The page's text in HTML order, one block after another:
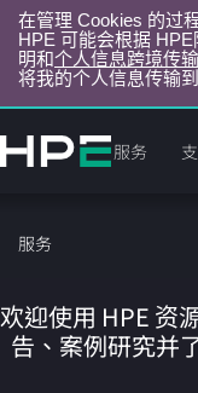
在管理 Cookies 的过程
HPE 可能会根据 HPE
明和个人信息跨境传
将我的个人信息传输
转
到
目
录
产品 服务
服务
欢迎使用 HPE 资
告、案例研究并